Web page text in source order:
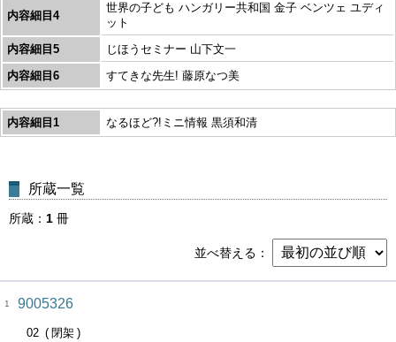
内容細目4
世界の子ども ハンガリー共和国 金子 ベンツェ ユディ
ット
内容細目5
じほうセミナー 山下文一
内容細目6
すてきな先生! 藤原なつ美
内容細目1 なるほど?!ミニ情報 黒須和清
所蔵一覧
所蔵 1 冊
並べ替える
1 9005326
02 閉架